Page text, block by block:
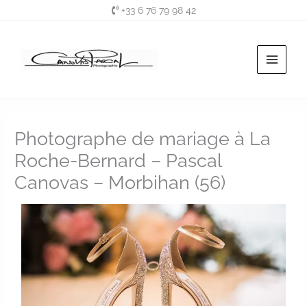
+33 6 76 79 98 42
Photographe de mariage à La
Roche-Bernard – Pascal
Canovas – Morbihan (56)